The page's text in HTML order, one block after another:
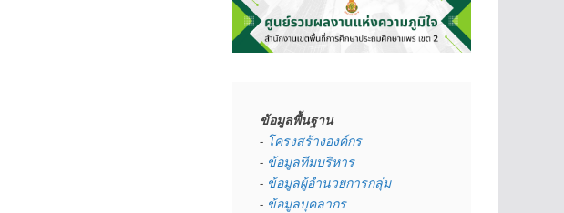
ข้อมูลพื้นฐาน
- โครงสร้างองค์กร
- ข้อมูลทีมบริหาร
- ข้อมูลผู้อำนวยการกลุ่ม
- ข้อมูลบุคลากร